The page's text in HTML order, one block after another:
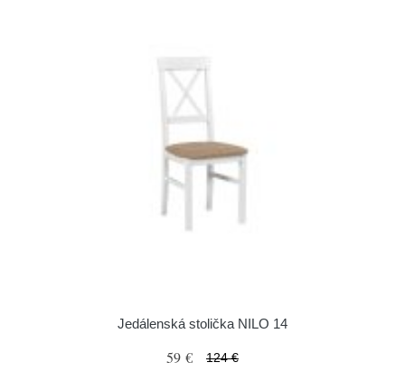
Jedálenská stolička NILO 14
59 € 124 €